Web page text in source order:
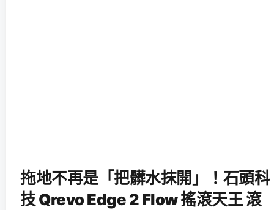
拖地不再是「把髒水抹開」！石頭科
技 Qrevo Edge 2 Flow 搖滾天王 滾